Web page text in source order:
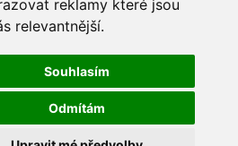
reklamy které jsou
relevantnější.
Souhlasím
Odmítám
n. L. - St. Boleslav
044
345 008